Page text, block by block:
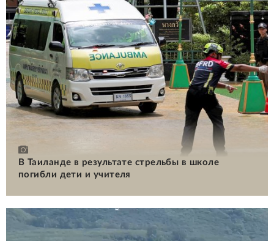
В Таиланде в результате стрельбы в школе
погибли дети и учителя